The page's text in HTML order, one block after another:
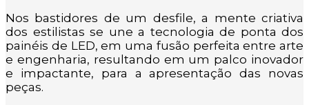
Nos bastidores de um desfile, a mente criativa
dos estilistas se une a tecnologia de ponta dos
painéis de LED, em uma fusão perfeita entre arte
e engenharia, resultando em um palco inovador
e impactante, para a apresentação das novas
peças.